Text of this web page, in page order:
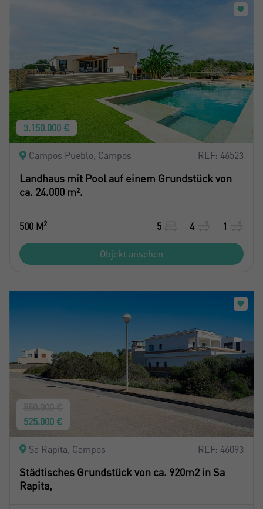
3.150.000 €
Campos Pueblo, Campos REF: 46523
Landhaus mit Pool auf einem Grundstück von
ca. 24.000 m².
500 M2 5 4 1
Objekt ansehen
525.000 €
Sa Rapita, Campos REF: 46093
Städtisches Grundstück von ca. 920m2 in Sa
Rapita,